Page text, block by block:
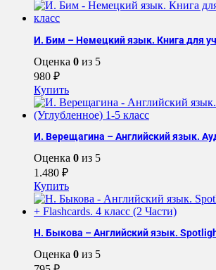
И. Бим – Немецкий язык. Книга для
Оценка 0 из 5
980 ₽
Купить
Оценка 0 из 5
1.480 ₽
Купить
Оценка 0 из 5